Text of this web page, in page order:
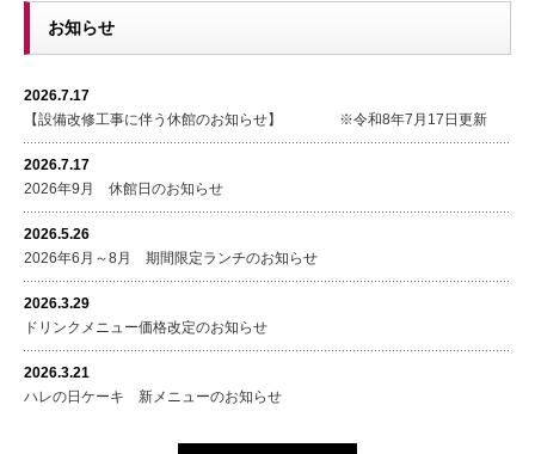
お知らせ
2026.7.17
【設備改修工事に伴う休館のお知らせ】 ※令和8年7月17日更新
2026.7.17
2026年9月 休館日のお知らせ
2026.5.26
2026年6月～8月 期間限定ランチのお知らせ
2026.3.29
ドリンクメニュー価格改定のお知らせ
2026.3.21
ハレの日ケーキ 新メニューのお知らせ